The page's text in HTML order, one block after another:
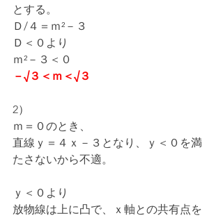
とする。
Ｄ/４＝ｍ²－３
Ｄ＜０より
ｍ²－３＜０
－√３＜ｍ＜√３
2）
ｍ＝０のとき、
直線ｙ＝４ｘ－３となり、ｙ＜０を満
たさないから不適。
ｙ＜０より
放物線は上に凸で、ｘ軸との共有点を